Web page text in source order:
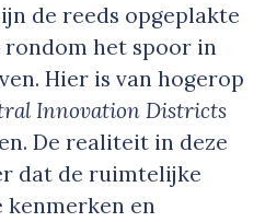
de reeds opgeplakte
het spoor in
Hier is van hogerop
Innovation Districts
De realiteit in deze
dat de ruimtelijke
kenmerken en